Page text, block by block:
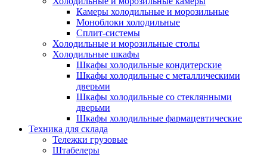
Камеры холодильные и морозильные
Моноблоки холодильные
Сплит-системы
Холодильные и морозильные столы
Холодильные шкафы
Шкафы холодильные кондитерские
Шкафы холодильные с металлическими
дверьми
Шкафы холодильные со стеклянными
дверьми
Шкафы холодильные фармацевтические
Техника для склада
Тележки грузовые
Штабелеры